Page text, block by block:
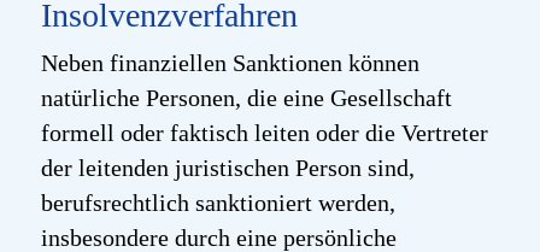
Insolvenzverfahren
Neben finanziellen Sanktionen können
natürliche Personen, die eine Gesellschaft
formell oder faktisch leiten oder die Vertreter
der leitenden juristischen Person sind,
berufsrechtlich sanktioniert werden,
insbesondere durch eine persönliche